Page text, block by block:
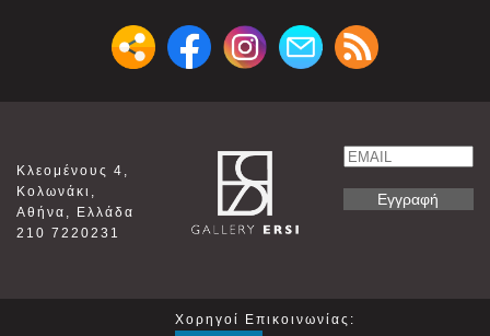
Κλεομένους 4,
Κολωνάκι,
Αθήνα, Ελλάδα
210 7220231
Email
Χορηγοί Επικοινωνίας: